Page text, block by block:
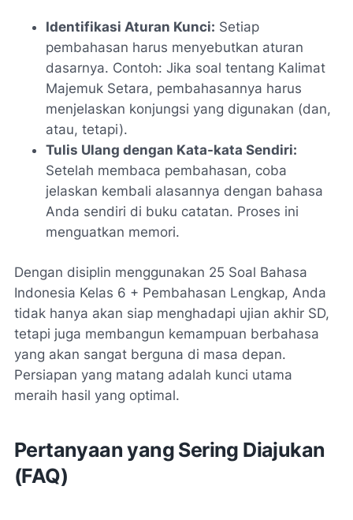
Identifikasi Aturan Kunci: Setiap
pembahasan harus menyebutkan aturan
dasarnya. Contoh: Jika soal tentang Kalimat
Majemuk Setara, pembahasannya harus
menjelaskan konjungsi yang digunakan (dan,
atau, tetapi).
Tulis Ulang dengan Kata-kata Sendiri:
Setelah membaca pembahasan, coba
jelaskan kembali alasannya dengan bahasa
Anda sendiri di buku catatan. Proses ini
menguatkan memori.
Dengan disiplin menggunakan 25 Soal Bahasa
Indonesia Kelas 6 + Pembahasan Lengkap, Anda
tidak hanya akan siap menghadapi ujian akhir SD,
tetapi juga membangun kemampuan berbahasa
yang akan sangat berguna di masa depan.
Persiapan yang matang adalah kunci utama
meraih hasil yang optimal.
Pertanyaan yang Sering Diajukan
(FAQ)